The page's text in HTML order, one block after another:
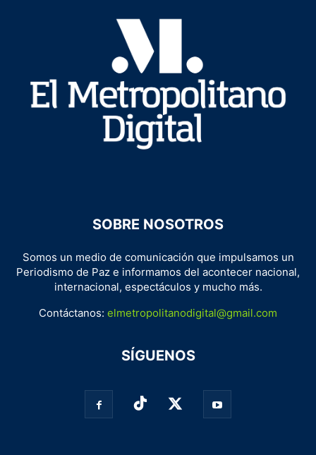
SOBRE NOSOTROS
Somos un medio de comunicación que impulsamos un
Periodismo de Paz e informamos del acontecer nacional,
internacional, espectáculos y mucho más.
Contáctanos: elmetropolitanodigital@gmail.com
SÍGUENOS